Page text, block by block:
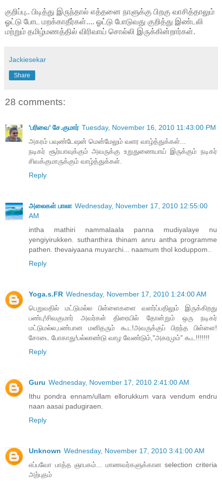
குறிப்பு.. பிடித்து இருந்தால் எத்தனை நாளுக்கு பிறகு வாசித்தாலும்
ஓட்டு போட மறக்காதீர்கள்.... ஓட்டு போடுவது குறித்து இண்டலி
மற்றும் தமிழ்மணத்தில் விரிவாய் சொல்லி இருக்கின்றார்கள்.
Jackiesekar
Share
28 comments:
'பரிவை' சே.குமார் Tuesday, November 16, 2010 11:43:00 PM
அகரம் பவுண்டேஷன் மென்மேலும் வளர வாழ்த்துக்கள்...
நடிகர் சூர்யாவுக்கும் அவருக்கு உறுதுணையாய் இருக்கும் நடிகர்
சிவக்குமாருக்கும் வாழ்த்துக்கள்.
Reply
அலைகள் பாலா Wednesday, November 17, 2010 12:55:00
AM
intha mathiri nammalaala panna mudiyalaye nu
yengiyirukken. suthanthira thinam anru antha programme
pathen. thevaiyaana muyarchi... naamum thol koduppom..
Reply
Yoga.s.FR Wednesday, November 17, 2010 1:24:00 AM
பெறுவதில் மட்டுமல்ல பிள்ளைகளை வளர்ப்பதிலும் இருக்கிறது
பண்பு!சிவகுமார் அவர்கள் திரையில் தோன்றும் ஒரு நடிகர்
மட்டுமல்ல,பண்பான மனிதரும் கூட!அவருக்குப் பிறந்த பிள்ளை!
சோடை போகாது!பல்லாண்டு வாழ வேண்டும்,"அகரமும்" கூட!!!!!!!
Reply
Guru Wednesday, November 17, 2010 2:41:00 AM
Ithu pondra ennam/ullam ellorukkum vara vendum endru
naan aasai padugiraen.
Reply
Unknown Wednesday, November 17, 2010 3:41:00 AM
எப்பவோ பாத்த ஞாபகம்... மாணவர்களுக்கான selection criteria
அற்புதம்